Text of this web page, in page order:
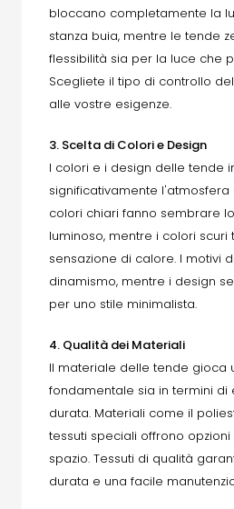
bloccano completamente la
stanza buia, mentre le tende
flessibilità sia per la luce che
Scegliete il tipo di controllo
alle vostre esigenze.
3. Scelta di Colori e Design
I colori e i design delle tende
significativamente l'atmosfera
colori chiari fanno sembrare
luminoso, mentre i colori scuri
sensazione di calore. I motivi
dinamismo, mentre i design
per uno stile minimalista.
4. Qualità dei Materiali
Il materiale delle tende gioca
fondamentale sia in termini di
durata. Materiali come il
tessuti speciali offrono
spazio. Tessuti di qualità
durata e una facile